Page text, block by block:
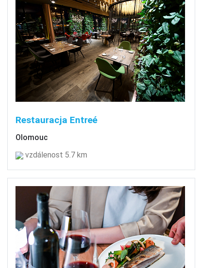
Restauracja Entreé
Olomouc
vzdálenost 5.7 km